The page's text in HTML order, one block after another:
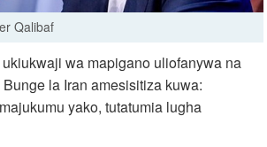
Qalibaf
wa mapigano uliofanywa na
la Iran amesisitiza kuwa:
yako, tutatumia lugha